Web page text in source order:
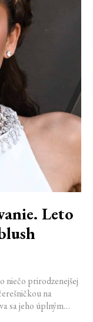
Leto
niečo prirodzenejšej
na
sa jeho úplným